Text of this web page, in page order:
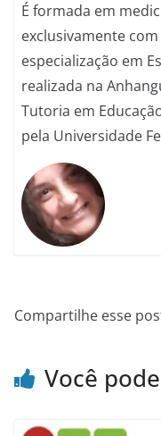
É formada em
exclusivamente
especialização em
realizada na
Tutoria em
pela Universidade
Compartilhe esse
Você